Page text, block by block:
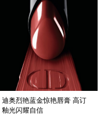
迪奥烈艳蓝金惊艳唇膏 高订
釉光闪耀自信